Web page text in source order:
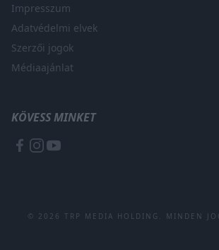
Impresszum
Adatvédelmi elvek
Szerzői jogok
Médiaajánlat
KÖVESS MINKET
© 2026 TRP MEDIA HOLDING. MINDEN